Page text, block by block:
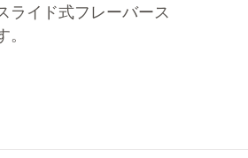
ライド式フレーバース